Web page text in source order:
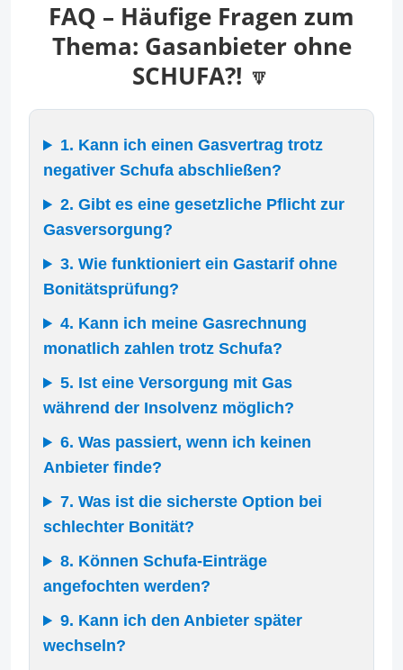
FAQ – Häufige Fragen zum
Thema: Gasanbieter ohne
SCHUFA?! 🔽
1. Kann ich einen Gasvertrag trotz
negativer Schufa abschließen?
2. Gibt es eine gesetzliche Pflicht zur
Gasversorgung?
3. Wie funktioniert ein Gastarif ohne
Bonitätsprüfung?
4. Kann ich meine Gasrechnung
monatlich zahlen trotz Schufa?
5. Ist eine Versorgung mit Gas
während der Insolvenz möglich?
6. Was passiert, wenn ich keinen
Anbieter finde?
7. Was ist die sicherste Option bei
schlechter Bonität?
8. Können Schufa-Einträge
angefochten werden?
9. Kann ich den Anbieter später
wechseln?